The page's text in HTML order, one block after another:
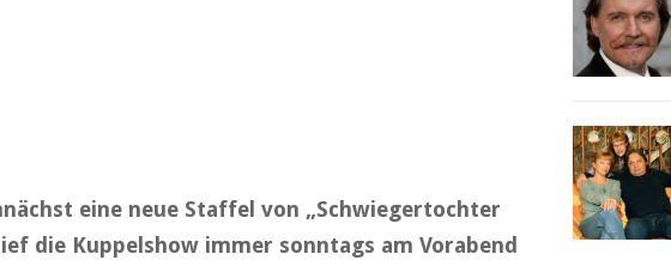
eine neue Staffel von „Schwiegertochter
die Kuppelshow immer sonntags am Vorabend